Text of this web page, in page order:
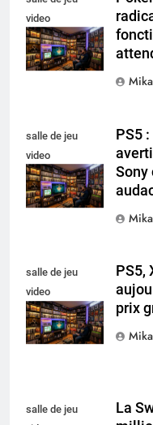
video
collectionneur
salle de jeu
video
collectionneur
PS5
Sony
salle de jeu
video
collectionneur
PS5,
prix
salle de jeu
La